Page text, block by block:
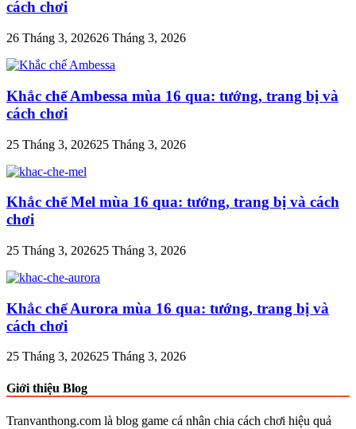
cách chơi
26 Tháng 3, 202626 Tháng 3, 2026
Khắc chế Ambessa mùa 16 qua: tướng, trang bị và
cách chơi
25 Tháng 3, 202625 Tháng 3, 2026
Khắc chế Mel mùa 16 qua: tướng, trang bị và cách
chơi
25 Tháng 3, 202625 Tháng 3, 2026
Khắc chế Aurora mùa 16 qua: tướng, trang bị và
cách chơi
25 Tháng 3, 202625 Tháng 3, 2026
Giới thiệu Blog
Tranvanthong.com là blog game cá nhân chia cách chơi hiệu quả